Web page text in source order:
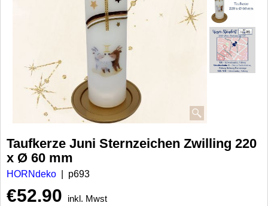
Taufkerze Juni Sternzeichen Zwilling 220
x Ø 60 mm
HORNdeko p693
€52.90
inkl. Mwst